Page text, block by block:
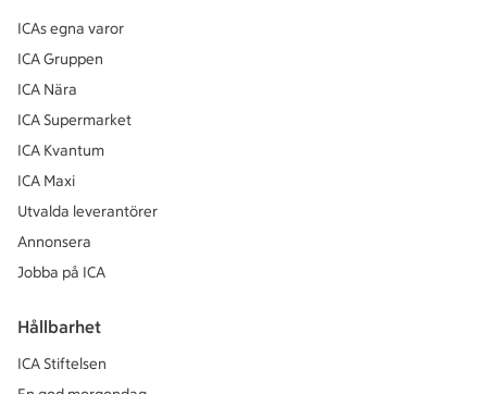
ICAs egna varor
ICA Gruppen
ICA Nära
ICA Supermarket
ICA Kvantum
ICA Maxi
Utvalda leverantörer
Annonsera
Jobba på ICA
Hållbarhet
ICA Stiftelsen